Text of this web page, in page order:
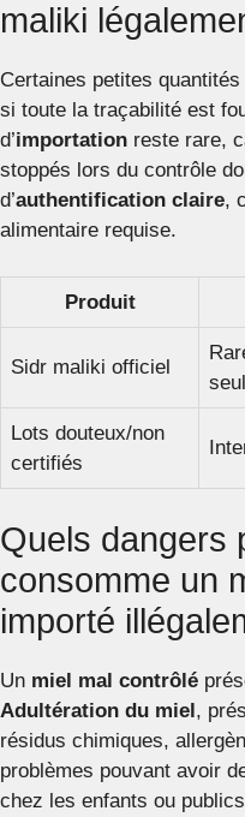
maliki
Certaines petites
si toute la traçabilité est
d’importation reste rare,
stoppés lors du contrôle
d’authentification claire,
alimentaire requise.
Produit
Sidr maliki officiel
Lots douteux/non
certifiés
Quels dangers
consomme un
importé
Un miel mal contrôlé
Adultération du miel,
résidus chimiques,
problèmes pouvant avoir
chez les enfants ou